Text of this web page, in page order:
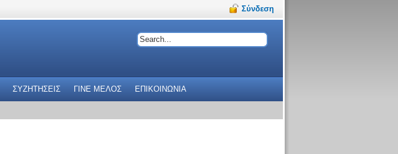
Σύνδεση
ΣΥΖΗΤΗΣΕΙΣ ΓΙΝΕ ΜΕΛΟΣ ΕΠΙΚΟΙΝΩΝΙΑ